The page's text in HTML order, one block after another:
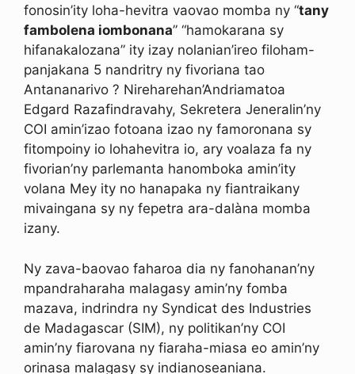
fonosin’ity loha-hevitra vaovao momba ny “tany
fambolena iombonana” “hamokarana sy
hifanakalozana” ity izay nolanian’ireo filoham-
panjakana 5 nandritry ny fivoriana tao
Antananarivo ? Nireharehan’Andriamatoa
Edgard Razafindravahy, Sekretera Jeneralin’ny
COI amin’izao fotoana izao ny famoronana sy
fitompoiny io lohahevitra io, ary voalaza fa ny
fivorian’ny parlemanta hanomboka amin’ity
volana Mey ity no hanapaka ny fiantraikany
mivaingana sy ny fepetra ara-dalàna momba
izany.
Ny zava-baovao faharoa dia ny fanohanan’ny
mpandraharaha malagasy amin’ny fomba
mazava, indrindra ny Syndicat des Industries
de Madagascar (SIM), ny politikan’ny COI
amin’ny fiarovana ny fiaraha-miasa eo amin’ny
orinasa malagasy sy indianoseaniana.